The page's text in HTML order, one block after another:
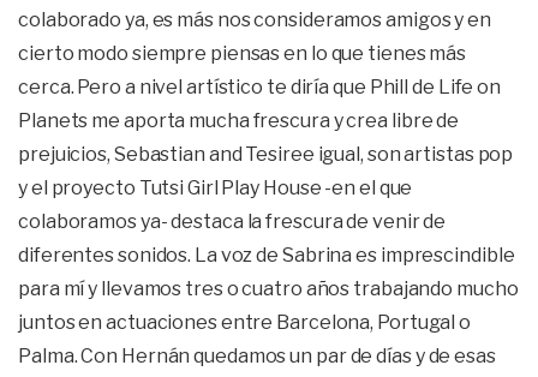
colaborado ya, es más nos consideramos amigos y en
cierto modo siempre piensas en lo que tienes más
cerca. Pero a nivel artístico te diría que Phill de Life on
Planets me aporta mucha frescura y crea libre de
prejuicios, Sebastian and Tesiree igual, son artistas pop
y el proyecto Tutsi Girl Play House -en el que
colaboramos ya- destaca la frescura de venir de
diferentes sonidos. La voz de Sabrina es imprescindible
para mí y llevamos tres o cuatro años trabajando mucho
juntos en actuaciones entre Barcelona, Portugal o
Palma. Con Hernán quedamos un par de días y de esas